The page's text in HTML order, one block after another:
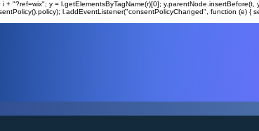
"?ref=wix"; y = l.getElementsByTagName(r)[0];
l.addEventListener("consentPolicyChanged", function (e) {